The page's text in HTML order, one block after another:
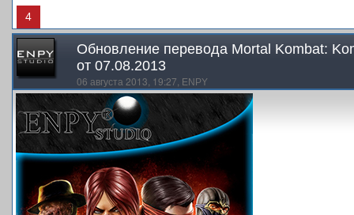
4
Обновление перевода Mortal Kombat:
от 07.08.2013
06 августа 2013, 19:27, ENPY